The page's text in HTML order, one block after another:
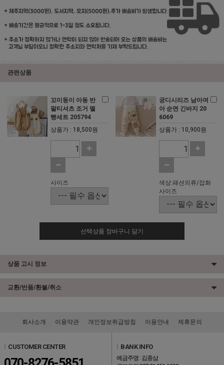
관련상품
꼬미둥이 아동 반
팔티셔츠 조거 멜
빵세트 205794
상품가 : 18,500원
사이즈
궁디시리즈 남아여
아 순면 긴바지 20
6069
상품가 : 10,900원
색상:패션의류/잡화
사이즈
선택상품 장바구니 담기
상품 고시 정보
교환/반품/환불/취소
회사소개 이용약관 개인정보취급방침 이용안내 제휴문의
CUSTOMER CENTER BANK INFO
예금주명 : 김종삼